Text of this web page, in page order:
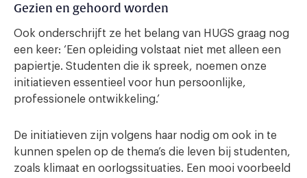
Gezien en gehoord worden
Ook onderschrijft ze het belang van HUGS graag nog
een keer: ‘Een opleiding volstaat niet met alleen een
papiertje. Studenten die ik spreek, noemen onze
initiatieven essentieel voor hun persoonlijke,
professionele ontwikkeling.’
De initiatieven zijn volgens haar nodig om ook in te
kunnen spelen op de thema’s die leven bij studenten,
zoals klimaat en oorlogssituaties. Een mooi voorbeeld